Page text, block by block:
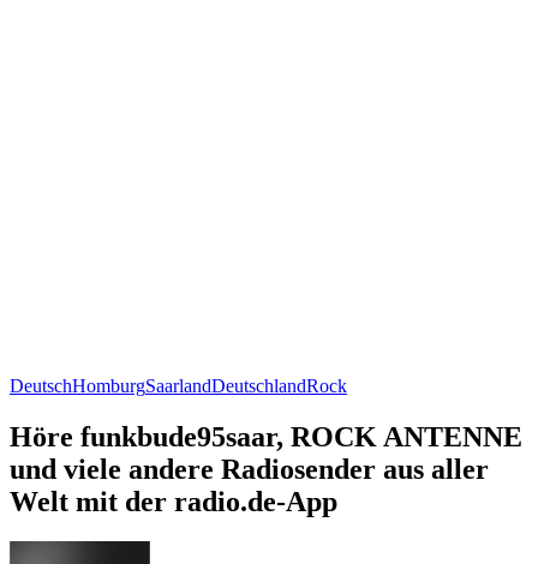
DeutschHomburgSaarlandDeutschlandRock
Höre funkbude95saar, ROCK ANTENNE
und viele andere Radiosender aus aller
Welt mit der radio.de-App